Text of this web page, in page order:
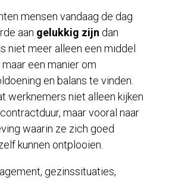
mensen vandaag de dag
aan gelukkig zijn dan
niet meer alleen een middel
een manier om
en balans te vinden.
werknemers niet alleen kijken
maar vooral naar
waarin ze zich goed
kunnen ontplooien.
gezinssituaties,